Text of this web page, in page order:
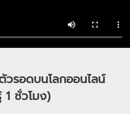
วรอดบนโลกออนไลน์
1 ชั่วโมง)